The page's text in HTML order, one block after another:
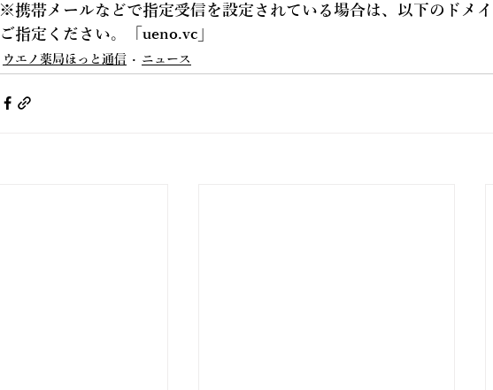
※携帯メールなどで指定受信を設定されている場合は、以下のドメ
ご指定ください。「 ueno.vc 」
ウエノ薬局ほっと通信 ニュース